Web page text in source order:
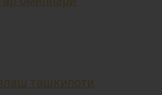
ташкилоти